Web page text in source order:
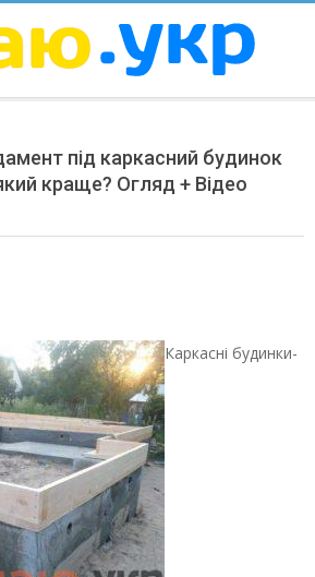
під каркасний будинок
краще? Огляд + Відео
Каркасні будинки-